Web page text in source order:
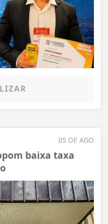
05 DE AGO
baixa taxa